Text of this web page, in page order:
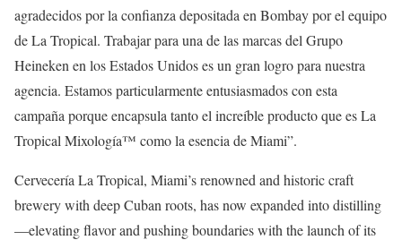
agradecidos por la confianza depositada en Bombay por el equipo
de La Tropical. Trabajar para una de las marcas del Grupo
Heineken en los Estados Unidos es un gran logro para nuestra
agencia. Estamos particularmente entusiasmados con esta
campaña porque encapsula tanto el increíble producto que es La
Tropical Mixología™ como la esencia de Miami”.
Cervecería La Tropical, Miami’s renowned and historic craft
brewery with deep Cuban roots, has now expanded into distilling
—elevating flavor and pushing boundaries with the launch of its